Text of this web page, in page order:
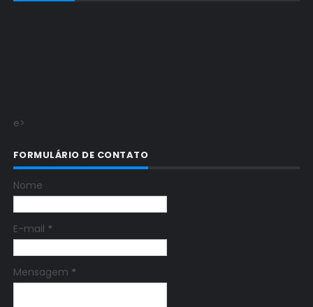
e>
FORMULÁRIO DE CONTATO
Nome
E-mail *
Mensagem *